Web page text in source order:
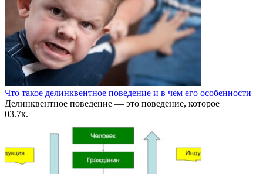
Что такое делинквентное поведение и в чем его особенности
Делинквентное поведение — это поведение, которое
03.7к.